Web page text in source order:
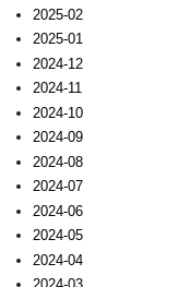
2025-02
2025-01
2024-12
2024-11
2024-10
2024-09
2024-08
2024-07
2024-06
2024-05
2024-04